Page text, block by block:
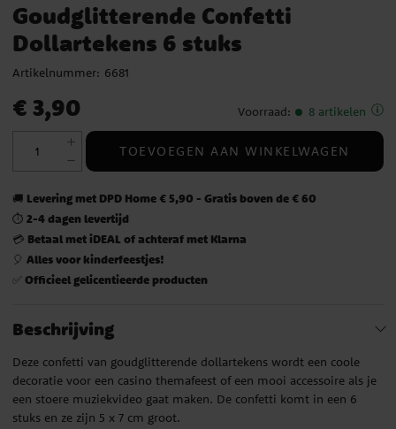
Goudglitterende Confetti
Dollartekens 6 stuks
Artikelnummer: 6681
Prijs: € 3,90
€ 3,90 Voorraad: 8 artikelen
TOEVOEGEN AAN WINKELWAGEN
🚚 Levering met DPD Home € 5,90 - Gratis boven de € 60
⏱️ 2-4 dagen levertijd
💳 Betaal met iDEAL of achteraf met Klarna
🎈 Alles voor kinderfeestjes!
✅ Officieel gelicentieerde producten
Beschrijving
Deze confetti van goudglitterende dollartekens wordt een coole
decoratie voor een casino themafeest of een mooi accessoire als je
een stoere muziekvideo gaat maken. De confetti komt in een 6
stuks en ze zijn 5 x 7 cm groot.